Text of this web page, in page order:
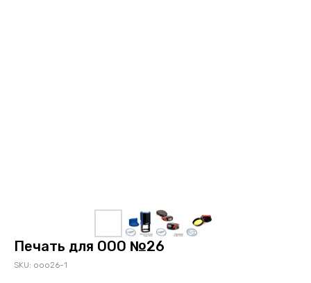
Печать для ООО №26
SKU: ooo26-1